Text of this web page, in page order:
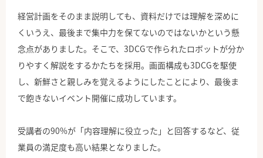
経営計画をそのまま説明しても、資料だけでは理解を深めに
くいうえ、最後まで集中力を保てないのではないかという懸
念点がありました。そこで、3DCGで作られたロボットが分か
りやすく解説をするかたちを採用。画面構成も3DCGを駆使
し、新鮮さと親しみを覚えるようにしたことにより、最後ま
で飽きないイベント開催に成功しています。
受講者の90%が「内容理解に役立った」と回答するなど、従
業員の満足度も高い結果となりました。